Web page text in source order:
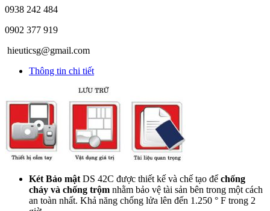
0938 242 484
0902 377 919
hieuticsg@gmail.com
Thông tin chi tiết
Két Bảo mật DS 42C được thiết kế và chế tạo để chống
cháy và chống trộm nhằm bảo vệ tài sản bên trong một cách
an toàn nhất. Khả năng chống lửa lên đến 1.250 ° F trong 2